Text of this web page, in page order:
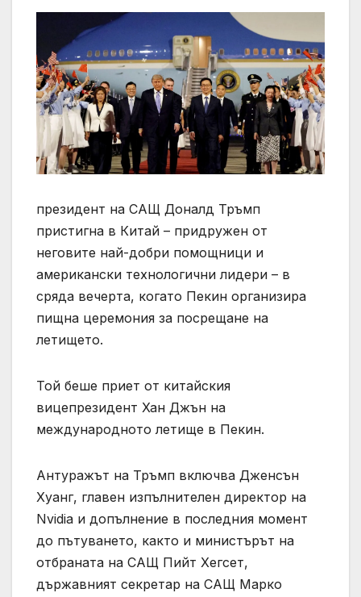
президент на САЩ Доналд Тръмп
пристигна в Китай – придружен от
неговите най-добри помощници и
американски технологични лидери – в
сряда вечерта, когато Пекин организира
пищна церемония за посрещане на
летището.
Той беше приет от китайския
вицепрезидент Хан Джън на
международното летище в Пекин.
Антуражът на Тръмп включва Дженсън
Хуанг, главен изпълнителен директор на
Nvidia и допълнение в последния момент
до пътуването, както и министърът на
отбраната на САЩ Пийт Хегсет,
държавният секретар на САЩ Марко